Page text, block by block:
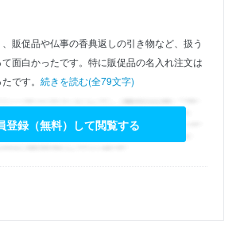
販促品や仏事の香典返しの引き物など、扱う
面白かったです。特に販促品の名入れ注文は
です。 続きを読む(全79文字)
登録（無料）して閲覧する